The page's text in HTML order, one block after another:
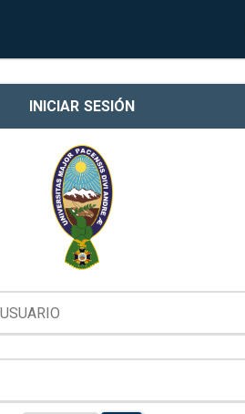
INICIAR SESIÓN